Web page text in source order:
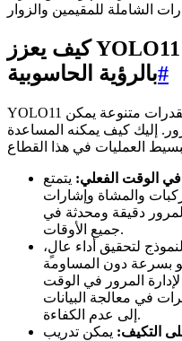
كيف يعزز YOLO11 إدارة حركة المرور
بالرؤية الحاسوبية#
YOLO11 هو نموذج متطور لاكتشاف الكائنات بقدرات متنوعة يمكن
إليك كيف يمكنه المساعدة
في الوقت الفعلي: يتمتع YOLO11 بالقدرة على
والمشاة وإشارات
دقيقة ومحدثة في
جميع الأوقات.
لتحقيق أداء عالٍ،
بسرعة دون المساومة
المرور في الوقت
في معالجة البيانات
إلى عدم الكفاءة.
التكيف: يمكن تدريب YOLO11 لاكتشاف كائنات